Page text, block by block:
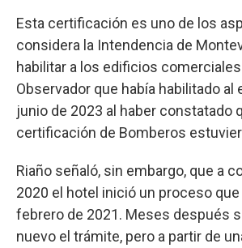
Esta certificación es uno de los
considera la Intendencia de
habilitar a los edificios
Observador que había habilitado al
junio de 2023 al haber constatado
certificación de Bomberos
Riaño señaló, sin embargo, que a
2020 el hotel inició un proceso
febrero de 2021. Meses después
nuevo el trámite, pero a partir de